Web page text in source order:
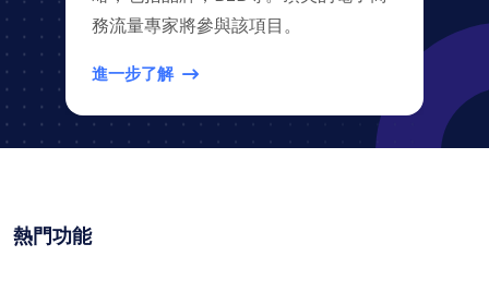
務流量專家將參與該項目。
進一步了解
熱門功能